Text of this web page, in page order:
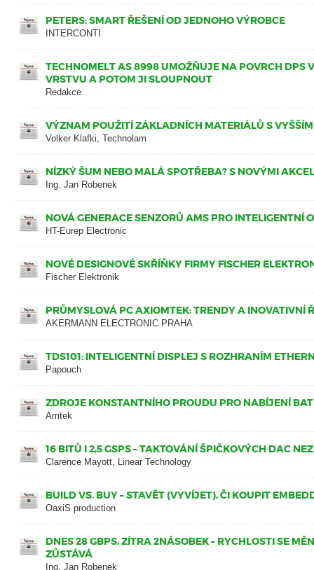
PETERS: SMART ŘEŠENÍ OD JEDNOHO VÝROBCE
INTERCONTI
TECHNOMELT AS 8998 UMOŽŇUJE NA POVRCH DPS
VRSTVU A POTOM JI SLOUPNOUT
Redakce
VÝZNAM POUŽITÍ ZÁKLADNÍCH MATERIÁLŮ S VYŠŠÍM
Volker Klafki, Technolam
NÍZKÝ ŠUM NEBO MALÁ SPOTŘEBA? S NOVÝMI
Ing. Jan Robenek
NOVÁ GENERACE SENZORŮ AMS PRO INTELIGENTNÍ
HT-Eurep Electronic
NOVÉ DESIGNOVÉ SKŘÍŇKY FIRMY FISCHER
Fischer Elektronik
PRŮMYSLOVÁ PC AXIOMTEK: TRENDY A INOVATIVNÍ
AKERMANN ELECTRONIC PRAHA
TDS101: INTELIGENTNÍ DISPLEJ S ROZHRANÍM
Papouch
ZDROJE KONSTANTNÍHO PROUDU PRO NABÍJENÍ
Amtek
16 BITŮ I 2,5 GSPS – TAKTOVÁNÍ ŠPIČKOVÝCH DAC
Clarence Mayott, Linear Technology
BUILD VS. BUY – STAVĚT (VYVÍJET), ČI KOUPIT
OaxiS production
DNES 28 GBPS, ZÍTRA 2NÁSOBEK – RYCHLOSTI SE
ZŮSTÁVÁ
Ing. Jan Robenek